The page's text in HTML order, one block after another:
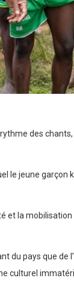
des
le jeune
et la
du pays que
culturel